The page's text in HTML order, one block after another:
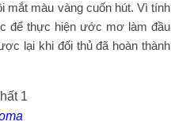
mắt màu vàng cuốn hút. Vì tính
để thực hiện ước mơ làm đầu
lại khi đối thủ đã hoàn thành